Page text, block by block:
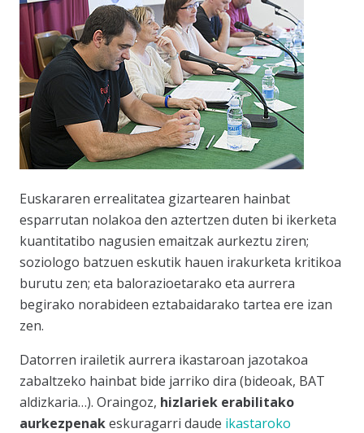
Euskararen errealitatea gizartearen hainbat
esparrutan nolakoa den aztertzen duten bi ikerketa
kuantitatibo nagusien emaitzak aurkeztu ziren;
soziologo batzuen eskutik hauen irakurketa kritikoa
burutu zen; eta balorazioetarako eta aurrera
begirako norabideen eztabaidarako tartea ere izan
zen.
Datorren irailetik aurrera ikastaroan jazotakoa
zabaltzeko hainbat bide jarriko dira (bideoak, BAT
aldizkaria…). Oraingoz, hizlariek erabilitako
aurkezpenakeskuragarri daude ikastaroko